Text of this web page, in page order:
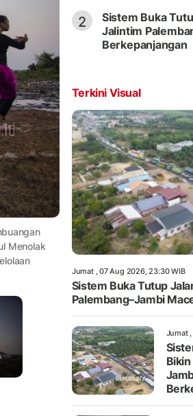
Menolak
2
Sistem Buka
Jalintim
Berkepanjangan
Terkini Visual
Jumat , 07 Aug 2026, 23:30 WIB
Sistem Buka Tutup
Palembang–Jambi
Jumat